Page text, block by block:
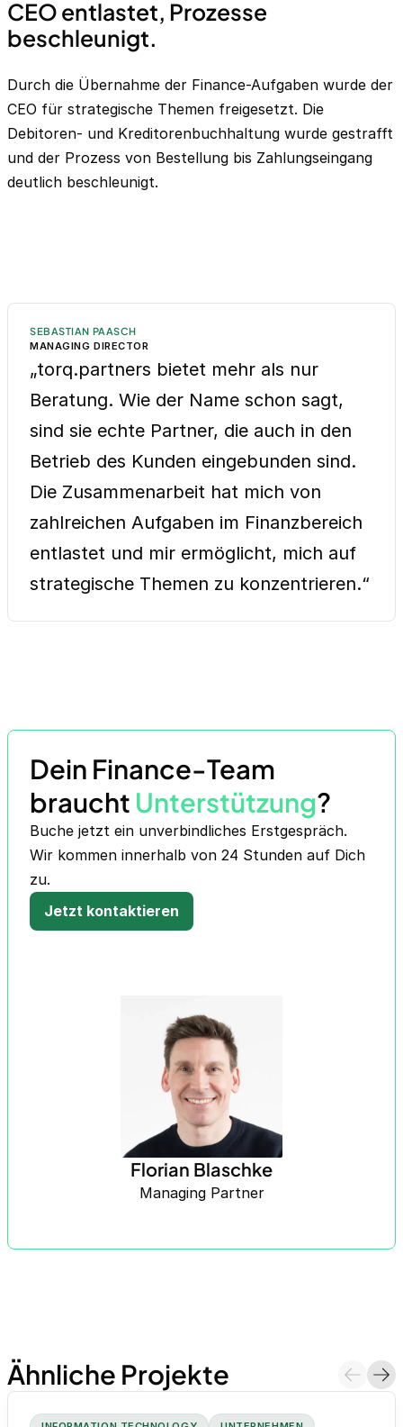
CEO entlastet, Prozesse
beschleunigt.
Durch die Übernahme der Finance-Aufgaben wurde der
CEO für strategische Themen freigesetzt. Die
Debitoren- und Kreditorenbuchhaltung wurde gestrafft
und der Prozess von Bestellung bis Zahlungseingang
deutlich beschleunigt.
SEBASTIAN PAASCH
MANAGING DIRECTOR
„torq.partners bietet mehr als nur
Beratung. Wie der Name schon sagt,
sind sie echte Partner, die auch in den
Betrieb des Kunden eingebunden sind.
Die Zusammenarbeit hat mich von
zahlreichen Aufgaben im Finanzbereich
entlastet und mir ermöglicht, mich auf
strategische Themen zu konzentrieren.“
Dein Finance-Team
braucht Unterstützung?
Buche jetzt ein unverbindliches Erstgespräch.
Wir kommen innerhalb von 24 Stunden auf Dich
zu.
Jetzt kontaktieren
Florian Blaschke
Managing Partner
Ähnliche Projekte